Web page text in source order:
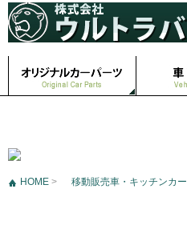
HOME > 移動販売車・キッチンカー